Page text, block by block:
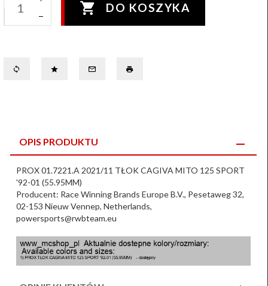
DO KOSZYKA
OPIS PRODUKTU
PROX 01.7221.A 2021/11 TŁOK CAGIVA MITO 125 SPORT
'92-01 (55.95MM)
Producent: Race Winning Brands Europe B.V., Pesetaweg 32,
02-153 Nieuw Vennep, Netherlands,
powersports@rwbteam.eu